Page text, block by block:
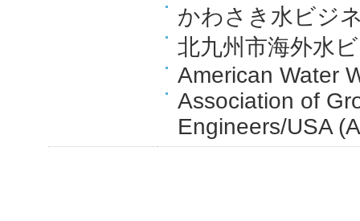
かわさき水ビジ
北九州市海外水
American Water
Association of
Engineers/USA